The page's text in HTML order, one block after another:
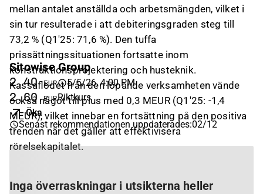
mellan antalet anställda och arbetsmängden, vilket i
sin tur resulterade i att debiteringsgraden steg till
73,2 % (Q1'25: 71,6 %). Den tuffa
prissättningssituationen fortsatte inom
konstruktionsprojektering och husteknik.
Kassaflödet från den löpande verksamheten vände
också något till plus med 0,3 MEUR (Q1'25: -1,4
MEUR), vilket innebar en fortsättning på den positiva
trenden när det gäller att effektivisera
rörelsekapitalet.
Inga överraskningar i utsikterna heller
Sitowise Group
2,40 EUR 5/5/26, 4:00 PM
2,60 EURRiktkurs
Öka
Senast rekommendationen uppdaterades:02/12